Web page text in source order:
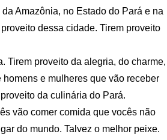
Amazônia, no Estado do Pará e na
dessa cidade. Tirem proveito
Tirem proveito da alegria, do charme,
e mulheres que vão receber
da culinária do Pará.
vão comer comida que vocês não
do mundo. Talvez o melhor peixe.